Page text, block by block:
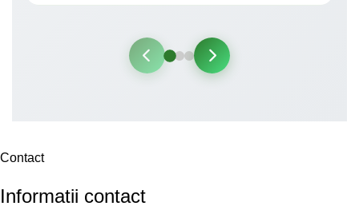
Contact
Informatii contact